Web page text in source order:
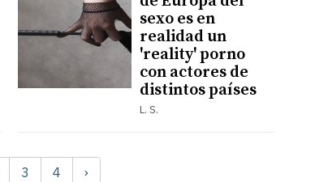
sexo es en
realidad un
'reality' porno
con actores de
distintos países
L. S.
3 4 ›